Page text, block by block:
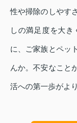
性や掃除のしやす
しの満足度を大
に、ご家族とペッ
んか。不安なこと
活への第一歩がよ